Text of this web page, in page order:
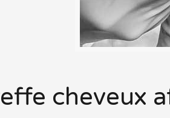
cheveux